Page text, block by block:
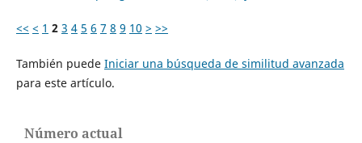
<< < 1 2 3 4 5 6 7 8 9 10 > >>
También puede Iniciar una búsqueda de similitud avanzada
para este artículo.
Número actual